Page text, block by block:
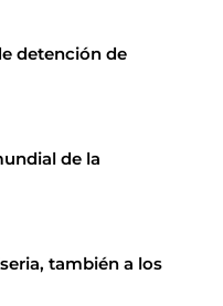
detención de
de la
también a los